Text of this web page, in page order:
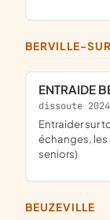
BERVILLE-
ENTRAIDE
dissoute
entraider sur tout type d'actions , dont l'écoute, les
échanges, les
seniors)
BEUZEVILLE